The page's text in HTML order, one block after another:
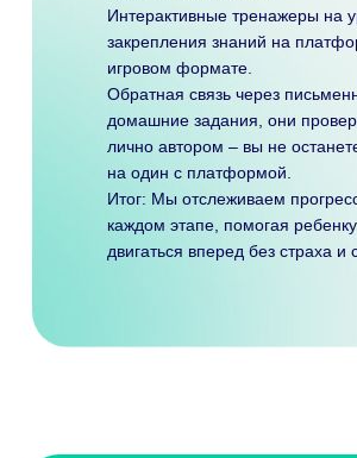
Интерактивные тренажеры на
закрепления знаний на
игровом формате.
Обратная связь через
домашние задания, они
лично автором – вы не
на один с платформой.
Итог: Мы отслеживаем
каждом этапе, помогая ребенку
двигаться вперед без страха и